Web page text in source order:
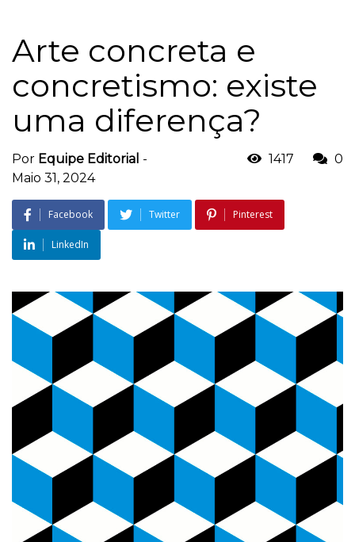
Arte concreta e
concretismo: existe
uma diferença?
Por Equipe Editorial -
Maio 31, 2024
1417 0
Facebook Twitter Pinterest
LinkedIn